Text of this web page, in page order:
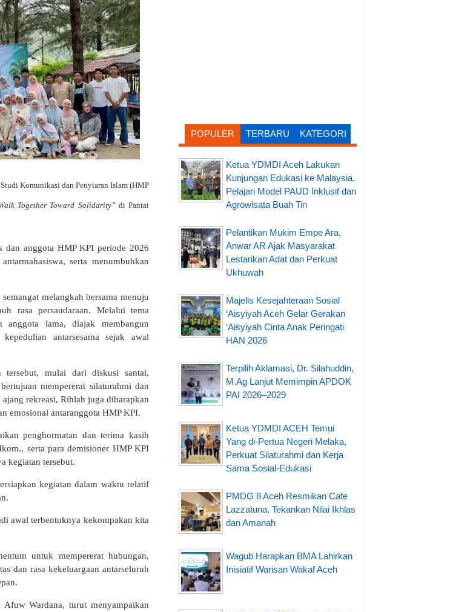
Komunikasi dan Penyiaran Islam (HMP
Together Toward Solidarity”di Pantai
dan anggota HMP KPI periode 2026
serta menumbuhkan
melangkah bersama menuju
rasa persaudaraan. Melalui tema
anggota lama, diajak membangun
antarsesama sejak awal
tersebut, mulai dari diskusi santai,
mempererat silaturahmi dan
rekreasi, Rihlah juga diharapkan
emosional antaranggota HMP KPI.
penghormatan dan terima kasih
serta para demisioner HMP KPI
kegiatan tersebut.
kegiatan dalam waktu relatif
awal terbentuknya kekompakan kita
untuk mempererat hubungan,
dan rasa kekeluargaan antarseluruh
Wardana, turut menyampaikan
POPULER TERBARU KATEGORI
Ketua YDMDI Aceh Lakukan
Kunjungan Edukasi ke Malaysia,
Pelajari Model PAUD Inklusif dan
Agrowisata Buah Tin
Pelantikan Mukim Empe Ara,
Anwar AR Ajak Masyarakat
Lestarikan Adat dan Perkuat
Ukhuwah
Majelis Kesejahteraan Sosial
‘Aisyiyah Aceh Gelar Gerakan
‘Aisyiyah Cinta Anak Peringati
HAN 2026
Terpilih Aklamasi, Dr. Silahuddin,
M.Ag Lanjut Memimpin APDOK
PAI 2026–2029
Ketua YDMDI ACEH Temui
Yang di-Pertua Negeri Melaka,
Perkuat Silaturahmi dan Kerja
Sama Sosial-Edukasi
PMDG 8 Aceh Resmikan Cafe
Lazzatuna, Tekankan Nilai Ikhlas
dan Amanah
Wagub Harapkan BMA Lahirkan
Inisiatif Warisan Wakaf Aceh